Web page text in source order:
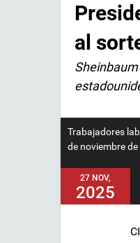
al
Trabajadores
de noviembre
27 NOV,
2025